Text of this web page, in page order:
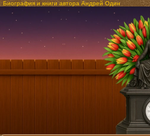
Биография и книги автора Андрей Один